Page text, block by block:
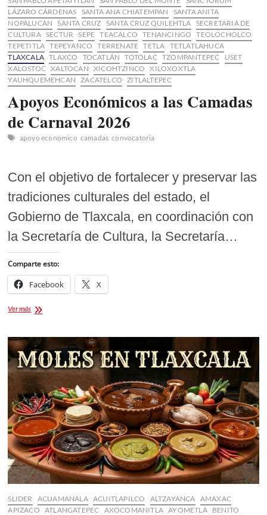
LÁZARO CÁRDENAS SANTA ANA CHIATEMPAN
SANTA ANITA
NOPALUCAN
SANTA CRUZ SANTA CRUZ QUILEHTLA SECRETARIA DE
CULTURA SECTUR SEPE TEACALCO TENANCINGO
TEOLOCHOLCO
TEPETITLA TEPEYANCO TERRENATE TETLA TETLATLAHUCA
TLAXCALA TLAXCO TOCATLÁN TOTOLAC TZOMPANTEPEC
USET
XALOSTOC XALTOCAN XICOHTZINCO
XILOXOXTLA
YAUHQUEMEHCAN
ZACATELCO ZITLALTEPEC
Apoyos Económicos a las Camadas
de Carnaval 2026
apoyo economico camadas convocatoria
Con el objetivo de fortalecer y preservar las
tradiciones culturales del estado, el
Gobierno de Tlaxcala, en coordinación con
la Secretaría de Cultura, la Secretaría…
Comparte esto:
Facebook X
Ver másApoyos
las
Camadas
de
Carnaval
2026
SLIDER ACUAMANALA ACUITLAPILCO ALTZAYANCA AMAXAC
APIZACO
ATLANGATEPEC AXOCOMANITLA AYOMETLA
BENITO